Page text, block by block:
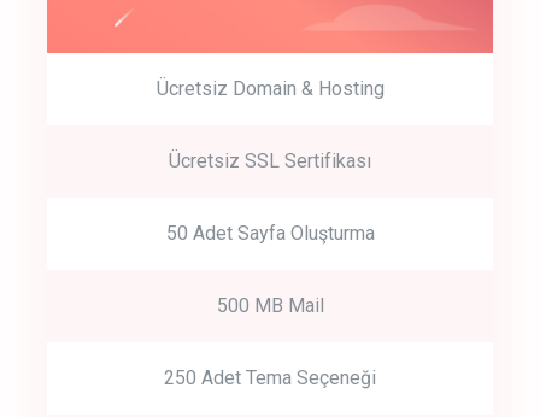
Get Started
Start by trying our service for 30 days free trial no credit card
Ücretsiz Domain & Hosting
Ücretsiz SSL Sertifikası
50 Adet Sayfa Oluşturma
500 MB Mail
250 Adet Tema Seçeneği